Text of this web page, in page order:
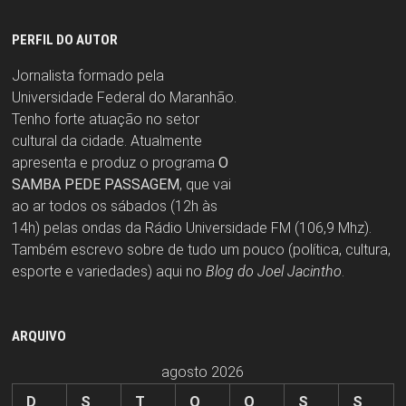
PERFIL DO AUTOR
Jornalista formado pela
Universidade Federal do Maranhão.
Tenho forte atuação no setor
cultural da cidade. Atualmente
apresenta e produz o programa O
SAMBA PEDE PASSAGEM, que vai
ao ar todos os sábados (12h às
14h) pelas ondas da Rádio Universidade FM (106,9 Mhz).
Também escrevo sobre de tudo um pouco (política, cultura,
esporte e variedades) aqui no Blog do Joel Jacintho.
ARQUIVO
agosto 2026
D
S T Q Q S S